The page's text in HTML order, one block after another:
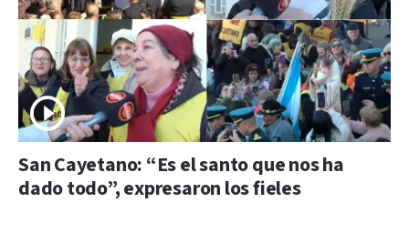
San Cayetano: “Es el santo que nos ha
dado todo”, expresaron los fieles